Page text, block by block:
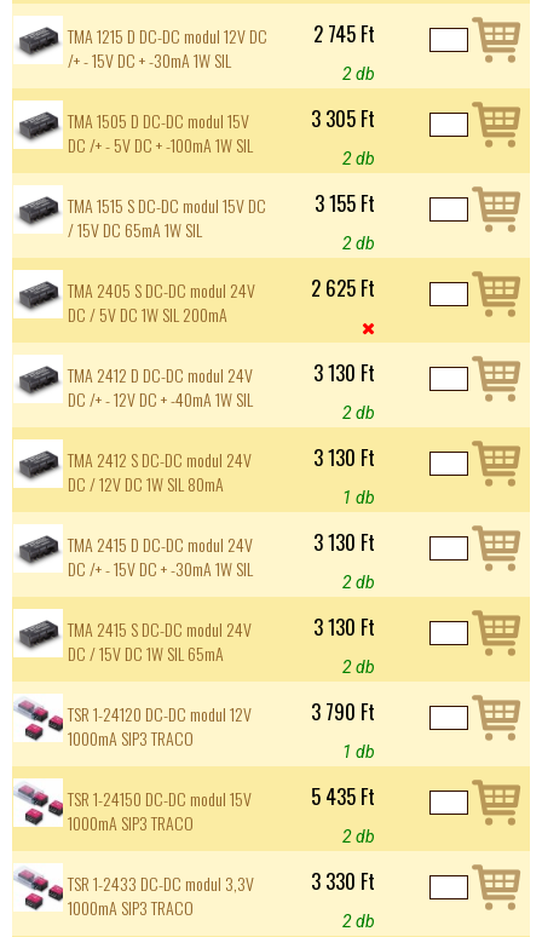
TMA 1215 D DC-DC modul 12V DC
/+ - 15V DC + -30mA 1W SIL
2 745 Ft
2 db
TMA 1505 D DC-DC modul 15V
DC /+ - 5V DC + -100mA 1W SIL
3 305 Ft
2 db
TMA 1515 S DC-DC modul 15V DC
/ 15V DC 65mA 1W SIL
3 155 Ft
2 db
TMA 2405 S DC-DC modul 24V
DC / 5V DC 1W SIL 200mA
2 625 Ft

TMA 2412 D DC-DC modul 24V
DC /+ - 12V DC + -40mA 1W SIL
3 130 Ft
2 db
TMA 2412 S DC-DC modul 24V
DC / 12V DC 1W SIL 80mA
3 130 Ft
1 db
TMA 2415 D DC-DC modul 24V
DC /+ - 15V DC + -30mA 1W SIL
3 130 Ft
2 db
TMA 2415 S DC-DC modul 24V
DC / 15V DC 1W SIL 65mA
3 130 Ft
2 db
TSR 1-24120 DC-DC modul 12V
1000mA SIP3 TRACO
3 790 Ft
1 db
TSR 1-24150 DC-DC modul 15V
1000mA SIP3 TRACO
5 435 Ft
2 db
TSR 1-2433 DC-DC modul 3,3V
1000mA SIP3 TRACO
3 330 Ft
2 db